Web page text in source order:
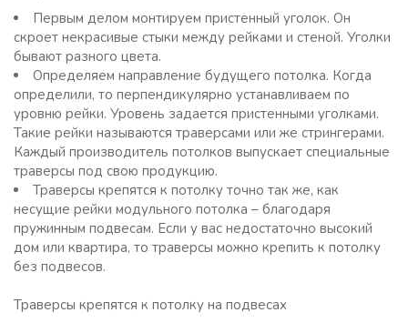
Первым делом монтируем пристенный уголок. Он
скроет некрасивые стыки между рейками и стеной. Уголки
бывают разного цвета.
Определяем направление будущего потолка. Когда
определили, то перпендикулярно устанавливаем по
уровню рейки. Уровень задается пристенными уголками.
Такие рейки называются траверсами или же стрингерами.
Каждый производитель потолков выпускает специальные
траверсы под свою продукцию.
Траверсы крепятся к потолку точно так же, как
несущие рейки модульного потолка – благодаря
пружинным подвесам. Если у вас недостаточно высокий
дом или квартира, то траверсы можно крепить к потолку
без подвесов.
Траверсы крепятся к потолку на подвесах